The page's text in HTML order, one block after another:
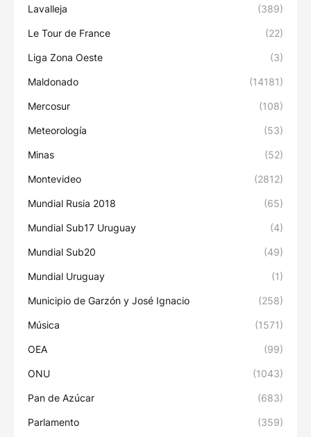
Lavalleja (389)
Le Tour de France (22)
Liga Zona Oeste (3)
Maldonado (14181)
Mercosur (108)
Meteorología (53)
Minas (52)
Montevideo (2812)
Mundial Rusia 2018 (65)
Mundial Sub17 Uruguay (4)
Mundial Sub20 (49)
Mundial Uruguay (1)
Municipio de Garzón y José Ignacio (258)
Música (1571)
OEA (99)
ONU (1043)
Pan de Azúcar (683)
Parlamento (359)